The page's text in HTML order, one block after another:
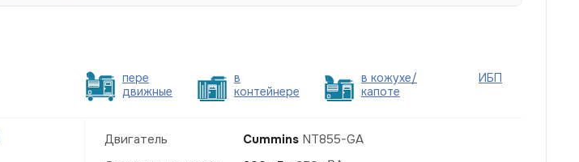
пере
движные
в
контейнере
в кожухе/
капоте
ИБП
Двигатель Cummins NT855-GA